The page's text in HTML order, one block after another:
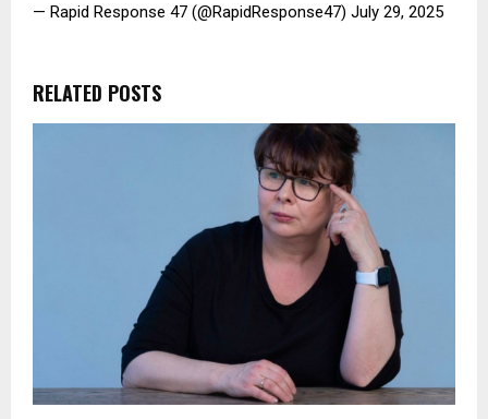
— Rapid Response 47 (@RapidResponse47) July 29, 2025
RELATED POSTS